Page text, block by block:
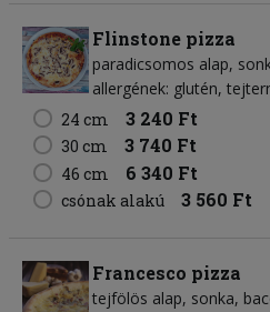
Flinstone pizza
paradicsomos alap
allergének: glutén,
24 cm
3 240 Ft
30 cm 3 740 Ft
46 cm 6 340 Ft
csónak alakú 3 560 Ft
Francesco pizza
tejfölös alap sonka